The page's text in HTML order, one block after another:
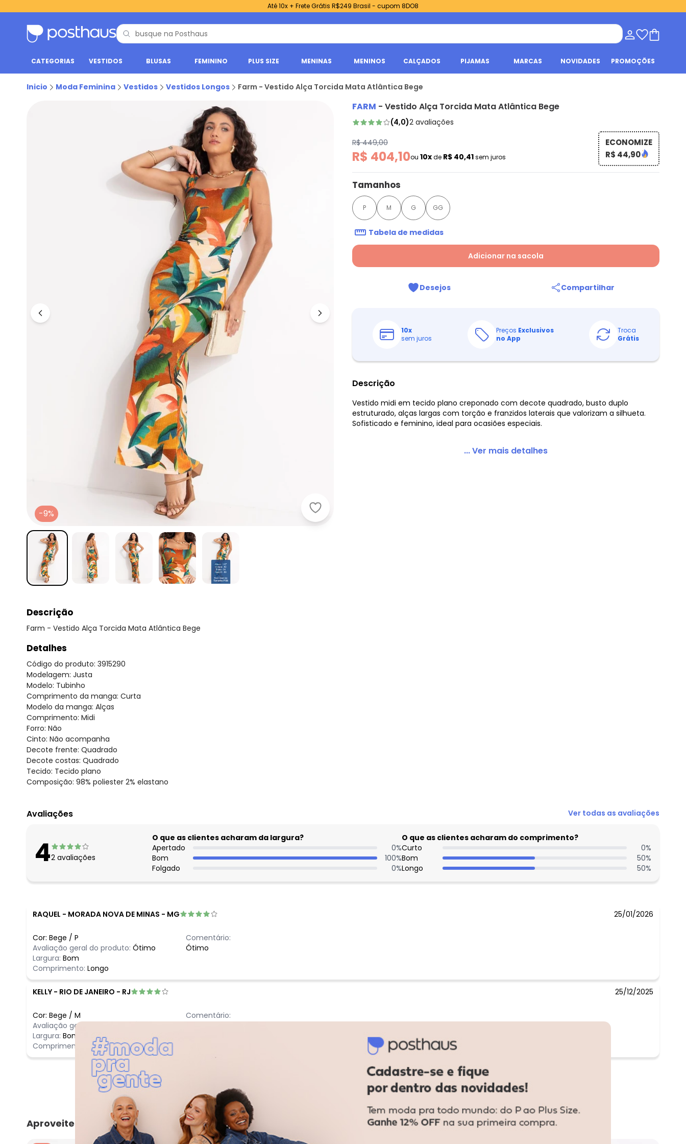
Até 10x + Frete Grátis R$249 Brasil - cupom 8DO8
CATEGORIAS VESTIDOS BLUSAS FEMININO PLUS SIZE MENINAS MENINOS CALÇADOS PIJAMAS MARCAS NOVIDADES PROMOÇÕES
Inicio Moda Feminina Vestidos Vestidos Longos Farm - Vestido Alça Torcida Mata Atlântica Bege
Farm - Vestido Alça Torcida Mata Atlântica Bege
-9%
FARM - Vestido Alça Torcida Mata Atlântica Bege
(4,0)2 avaliações
R$ 449,00
R$ 404,10ou 10xde R$ 40,41sem juros
ECONOMIZE
R$ 44,90
Tamanhos
P M G GG
Tabela de medidas
Adicionar na sacola
Desejos Compartilhar
10x
sem juros
Preços Exclusivos
no App
Troca
Grátis
Descrição
Vestido midi em tecido plano creponado com decote quadrado, busto duplo
estruturado, alças largas com torção e franzidos laterais que valorizam a silhueta.
Sofisticado e feminino, ideal para ocasiões especiais.
... Ver mais detalhes
Descrição
Farm - Vestido Alça Torcida Mata Atlântica Bege
Detalhes
Código do produto: 3915290
Modelagem: Justa
Modelo: Tubinho
Comprimento da manga: Curta
Modelo da manga: Alças
Comprimento: Midi
Forro: Não
Cinto: Não acompanha
Decote frente: Quadrado
Decote costas: Quadrado
Tecido: Tecido plano
Composição: 98% poliester 2% elastano
Avaliações Ver todas as avaliações
42 avaliações
O que as clientes acharam da largura?
Apertado
0%
Bom
100%
Folgado
0%
O que as clientes acharam do comprimento?
Curto
0%
Bom
50%
Longo
50%
RAQUEL - MORADA NOVA DE MINAS - MG 25/01/2026
Cor: Bege / P
Avaliação geral do produto: Ótimo
Largura: Bom
Comprimento: Longo
Comentário:
Ótimo
KELLY - RIO DE JANEIRO - RJ 25/12/2025
Cor: Bege / M
Avaliação geral do produto:
Largura: Bom
Comprimento:
Bom
Comentário:
Ver todas as avaliações
Aproveite e compre junto